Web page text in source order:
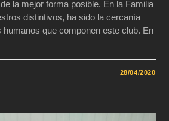
la mejor forma posible. En la Familia
distintivos, ha sido la cercanía
humanos que componen este club. En
28/04/2020